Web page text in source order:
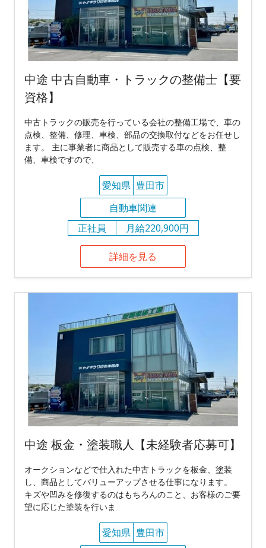
中途 中古自動車・トラックの整備士【要
資格】
中古トラックの販売を行っている会社の整備工場で、車の
点検、整備、修理、車検、部品の交換取付などをお任せし
ます。 主に事業者に商品として販売する車の点検、整
備、車検ですので、
愛知県 豊田市
自動車関連
正社員
月給220,900円
詳細を見る
中途 板金・塗装職人【未経験者応募可】
オークションなどで仕入れた中古トラックを板金、塗装
し、商品としてバリューアップさせる仕事になります。
キズや凹みを修復するのはもちろんのこと、お客様のご要
望に応じた塗装を行いま
愛知県 豊田市